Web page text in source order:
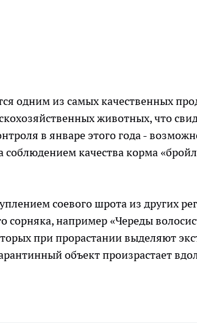
одним из самых качественных
животных, что
в январе этого года -
качества корма
соевого шрота из других
сорняка, например «Череды
при прорастании выделяют
объект произрастает